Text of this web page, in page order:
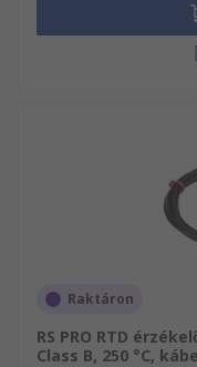
Raktáron
RS PRO RTD
Class B, 250 °C,